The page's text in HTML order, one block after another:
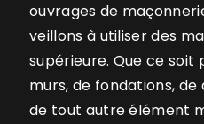
ouvrages de
veillons à utiliser des
supérieure. Que ce soit
murs, de fondations, de
de tout autre élément